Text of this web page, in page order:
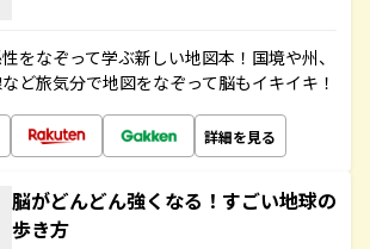
をなぞって学ぶ新しい地図本！国境や州、
ど旅気分で地図をなぞって脳もイキイキ！
詳細を見る
脳がどんどん強くなる！すごい地球の
歩き方